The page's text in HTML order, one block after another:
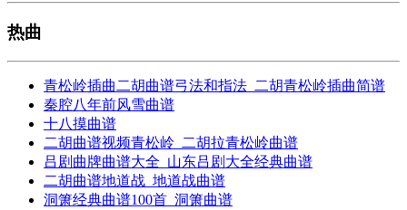
热曲
青松岭插曲二胡曲谱弓法和指法_二胡青松岭插曲简谱
秦腔八年前风雪曲谱
十八摸曲谱
二胡曲谱视频青松岭_二胡拉青松岭曲谱
吕剧曲牌曲谱大全_山东吕剧大全经典曲谱
二胡曲谱地道战_地道战曲谱
洞箫经典曲谱100首_洞箫曲谱